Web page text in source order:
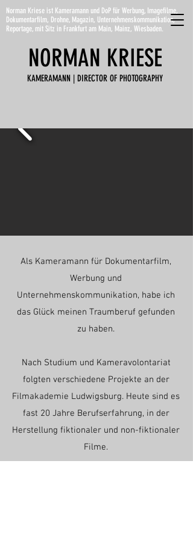
NORMAN KRIESE
KAMERAMANN | DIRECTOR OF PHOTOGRAPHY
Norman Kriese ist Kameramann und DoP für Werbung, Imagefilme,
Dokumentarfilm, Drohne, Magazin, Unternehmenskommunikation,
Reportage, mit Sitz in Frankfurt am Main, Mainz, Wiesbaden.
Als Kameramann für Dokumentarfilm,
Werbung und
Unternehmenskommunikation, habe ich
das Glück meinen Traumberuf gefunden
zu haben.
Nach Studium und Kameravolontariat
folgten verschiedene Projekte an der
Filmakademie Ludwigsburg. Heute sind es
fast 20 Jahre Berufserfahrung, in der
Herstellung fiktionaler und non-fiktionaler
Filme.